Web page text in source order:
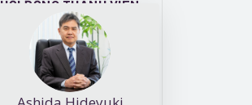
HỘI ĐỒNG THÀNH VIÊN